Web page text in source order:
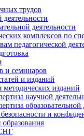
трудов
деятельности
комплексов по
педагогической
и семинаров
и изданий
изданий
научной
образовательной
и